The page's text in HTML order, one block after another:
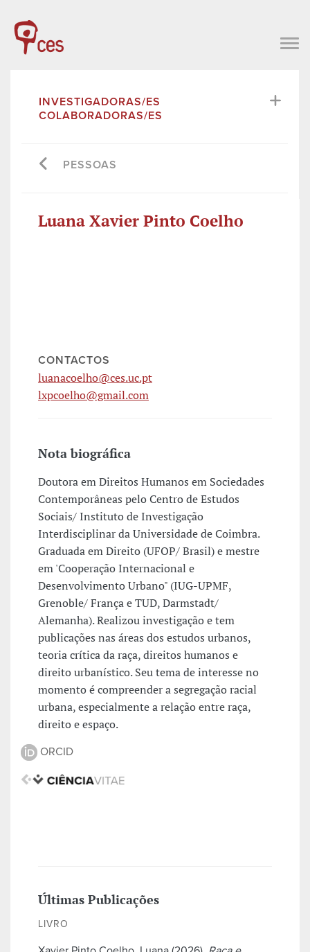
INVESTIGADORAS/ES
COLABORADORAS/ES
PESSOAS
Luana Xavier Pinto Coelho
CONTACTOS
luanacoelho@ces.uc.pt
lxpcoelho@gmail.com
Nota biográfica
Doutora em Direitos Humanos em Sociedades
Contemporâneas pelo Centro de Estudos
Sociais/ Instituto de Investigação
Interdisciplinar da Universidade de Coimbra.
Graduada em Direito (UFOP/ Brasil) e mestre
em 'Cooperação Internacional e
Desenvolvimento Urbano" (IUG-UPMF,
Grenoble/ França e TUD, Darmstadt/
Alemanha). Realizou investigação e tem
publicações nas áreas dos estudos urbanos,
teoria crítica da raça, direitos humanos e
direito urbanístico. Seu tema de interesse no
momento é compreender a segregação racial
urbana, especialmente a relação entre raça,
direito e espaço.
ORCID
Últimas Publicações
LIVRO